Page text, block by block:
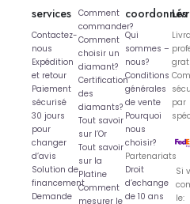
services
Contactez-
nous
Expédition
et retour
Paiement
sécurisé
30 jours
pour
changer
d’avis
Solution de
financement
Demande
Comment
commander?
Comment
choisir un
diamant?
Certification
des
diamants?
Tout savoir
sur l’Or
Tout savoir
sur la
Platine
Comment
mesurer le
coordonnés
Qui
sommes –
nous?
Conditions
générales
de vente
Pourquoi
nous
choisir?
Partenariats
Droit
d’echange
de 10 ans
par
Si
le: